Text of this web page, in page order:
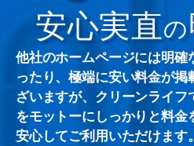
安心実直の
他社のホームページには明
ったり、極端に安い料金が
ざいますが、クリーンライ
をモットーにしっかりと料
安心してご利用いただけます。